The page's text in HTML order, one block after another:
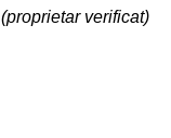
(proprietar verificat)